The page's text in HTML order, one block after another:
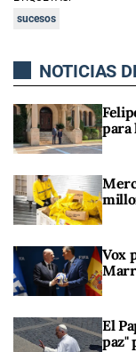
sucesos
NOTICIAS
para
Vox
El
paz"